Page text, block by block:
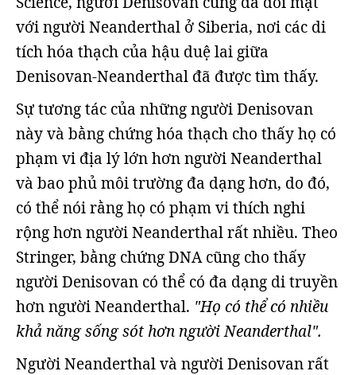
với người Neanderthal ở Siberia, nơi các di
tích hóa thạch của hậu duệ lai giữa
Denisovan-Neanderthal đã được tìm thấy.
Sự tương tác của những người Denisovan
này và bằng chứng hóa thạch cho thấy họ có
phạm vi địa lý lớn hơn người Neanderthal
và bao phủ môi trường đa dạng hơn, do đó,
có thể nói rằng họ có phạm vi thích nghi
rộng hơn người Neanderthal rất nhiều. Theo
Stringer, bằng chứng DNA cũng cho thấy
người Denisovan có thể có đa dạng di truyền
hơn người Neanderthal. "Họ có thể có nhiều
khả năng sống sót hơn người Neanderthal".
Người Neanderthal và người Denisovan rất